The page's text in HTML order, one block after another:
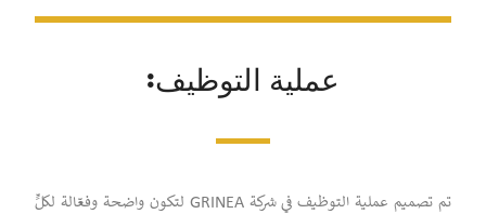
عملية التوظيف:
تم تصميم عملية التوظيف في شركة GRINEA لتكون واضحة وفعّالة لكلٍّ